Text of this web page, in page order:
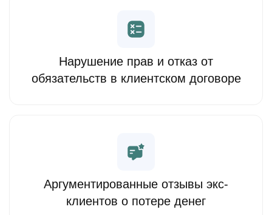
Нарушение прав и отказ от
обязательств в клиентском договоре
Аргументированные отзывы экс-
клиентов о потере денег